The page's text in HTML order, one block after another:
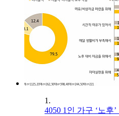
1.
4050 1인 가구 ‘노후